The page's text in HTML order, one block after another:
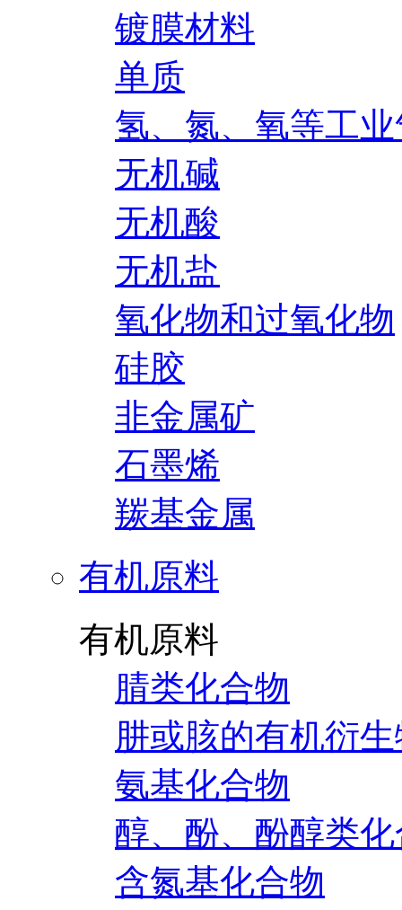
镀膜材料
单质
氢、氮、氧等工
无机碱
无机酸
无机盐
氧化物和过氧化物
硅胶
非金属矿
石墨烯
羰基金属
有机原料
有机原料
腈类化合物
肼或胲的有机衍
氨基化合物
醇、酚、酚醇类
含氮基化合物